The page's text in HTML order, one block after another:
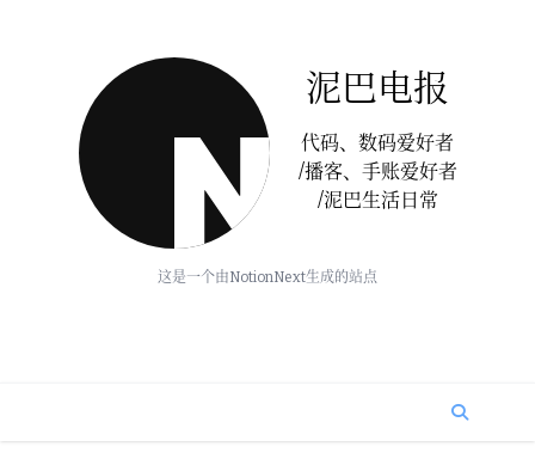
泥巴电报
代码、数码爱好者
/播客、手账爱好者
/泥巴生活日常
这是一个由NotionNext生成的站点